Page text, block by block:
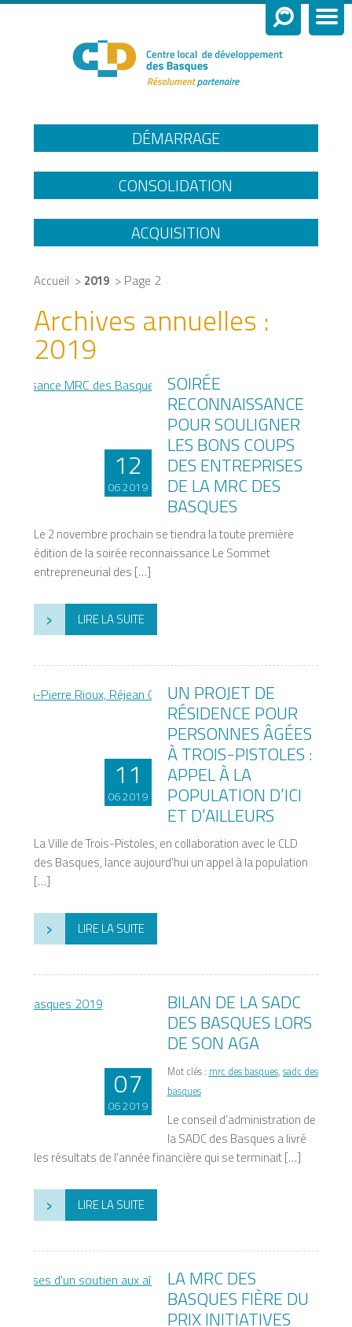
DÉMARRAGE
CONSOLIDATION
ACQUISITION
Accueil > 2019 > Page 2
Archives annuelles :
2019
12
06 2019
SOIRÉE
RECONNAISSANCE
POUR SOULIGNER
LES BONS COUPS
DES ENTREPRISES
DE LA MRC DES
BASQUES
Le 2 novembre prochain se tiendra la toute première
édition de la soirée reconnaissance Le Sommet
entrepreneurial des […]
› LIRE LA SUITE
11
06 2019
UN PROJET DE
RÉSIDENCE POUR
PERSONNES ÂGÉES
À TROIS-PISTOLES :
APPEL À LA
POPULATION D’ICI
ET D’AILLEURS
La Ville de Trois-Pistoles, en collaboration avec le CLD
des Basques, lance aujourd’hui un appel à la population
[…]
› LIRE LA SUITE
07
06 2019
BILAN DE LA SADC
DES BASQUES LORS
DE SON AGA
Mot clés : mrc des basques, sadc des
basques
Le conseil d’administration de
la SADC des Basques a livré
les résultats de l’année financière qui se terminait […]
› LIRE LA SUITE
LA MRC DES
BASQUES FIÈRE DU
PRIX INITIATIVES